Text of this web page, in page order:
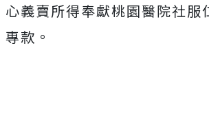
心義賣所得奉獻桃園醫院社服
專款。